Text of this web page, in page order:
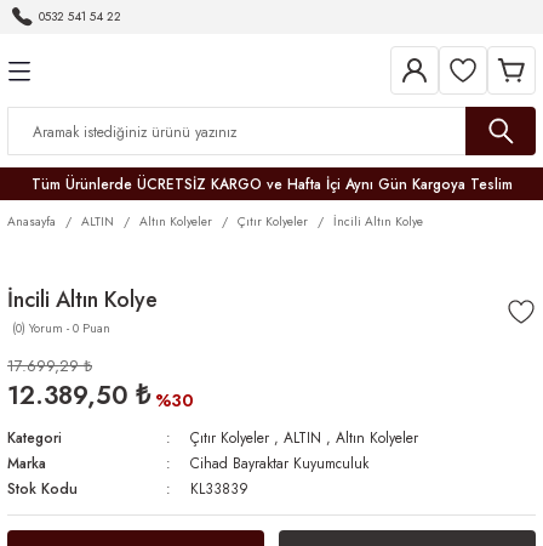
0532 541 54 22
Tüm Ürünlerde ÜCRETSİZ KARGO ve Hafta İçi Aynı Gün Kargoya Teslim
Anasayfa ALTIN Altın Kolyeler Çıtır Kolyeler İncili Altın Kolye
İncili Altın Kolye
(0) Yorum - 0 Puan
17.699,29 ₺
12.389,50 ₺ %30
Kategori Çıtır Kolyeler , ALTIN , Altın Kolyeler
Marka
Cihad Bayraktar Kuyumculuk
Stok Kodu
KL33839